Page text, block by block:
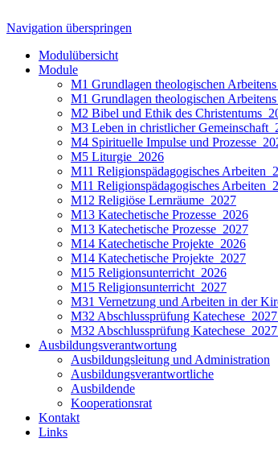
Navigation überspringen
Modulübersicht
Module
M1 Grundlagen theologischen
M1 Grundlagen theologischen
M2 Bibel und Ethik des
M3 Leben in christlicher
M4 Spirituelle Impulse und
M5 Liturgie_2026
M11 Religionspädagogisches
M11 Religionspädagogisches
M12 Religiöse Lernräume_2027
M13 Katechetische Prozesse_2026
M13 Katechetische Prozesse_2027
M14 Katechetische Projekte_2026
M14 Katechetische Projekte_2027
M15 Religionsunterricht_2026
M15 Religionsunterricht_2027
M31 Vernetzung und Arbeiten in der
M32 Abschlussprüfung
M32 Abschlussprüfung
Ausbildungsverantwortung
Ausbildungsleitung und Administration
Ausbildungsverantwortliche
Ausbildende
Kooperationsrat
Kontakt
Links